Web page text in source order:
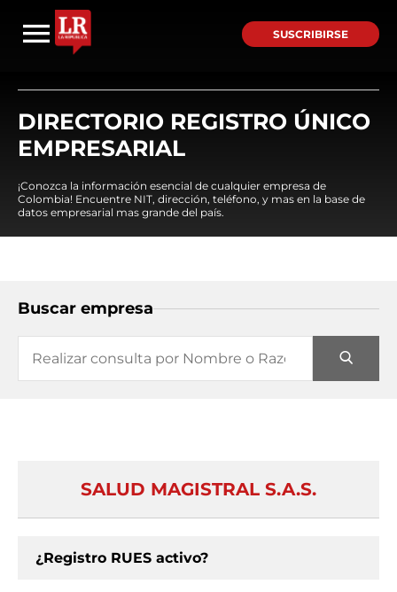
SUSCRIBIRSE
DIRECTORIO REGISTRO ÚNICO
EMPRESARIAL
¡Conozca la información esencial de cualquier empresa de
Colombia! Encuentre NIT, dirección, teléfono, y mas en la base de
datos empresarial mas grande del país.
Buscar empresa
SALUD MAGISTRAL S.A.S.
¿Registro RUES activo?